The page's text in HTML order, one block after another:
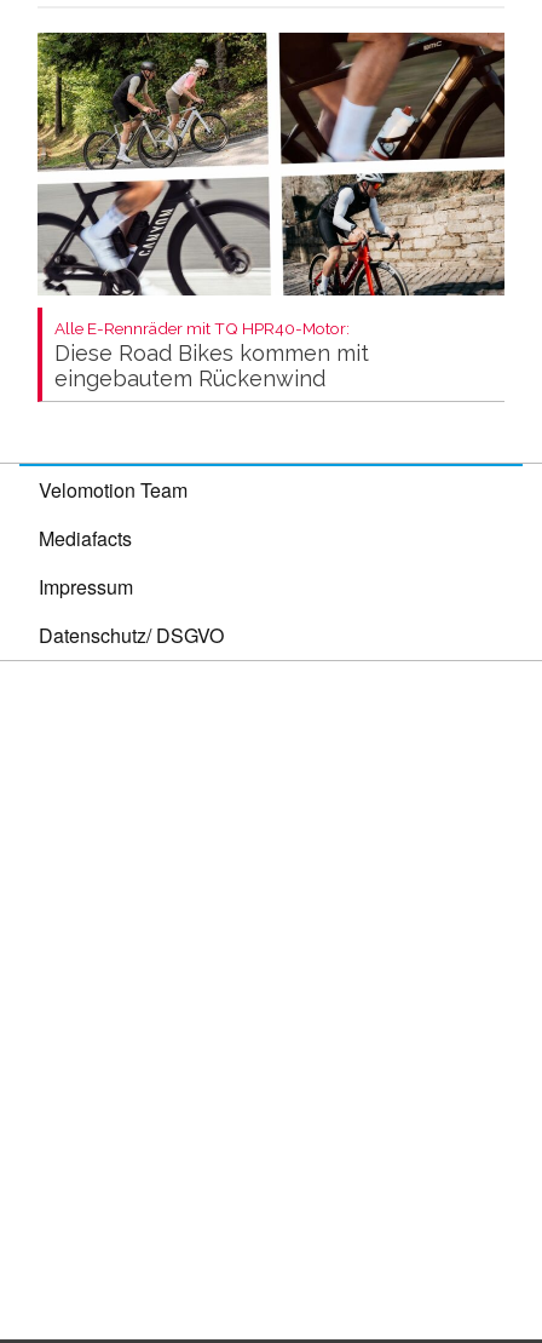
Alle E-Rennräder mit TQ HPR40-Motor:
Diese Road Bikes kommen mit
eingebautem Rückenwind
Velomotion Team
Mediafacts
Impressum
Datenschutz/ DSGVO